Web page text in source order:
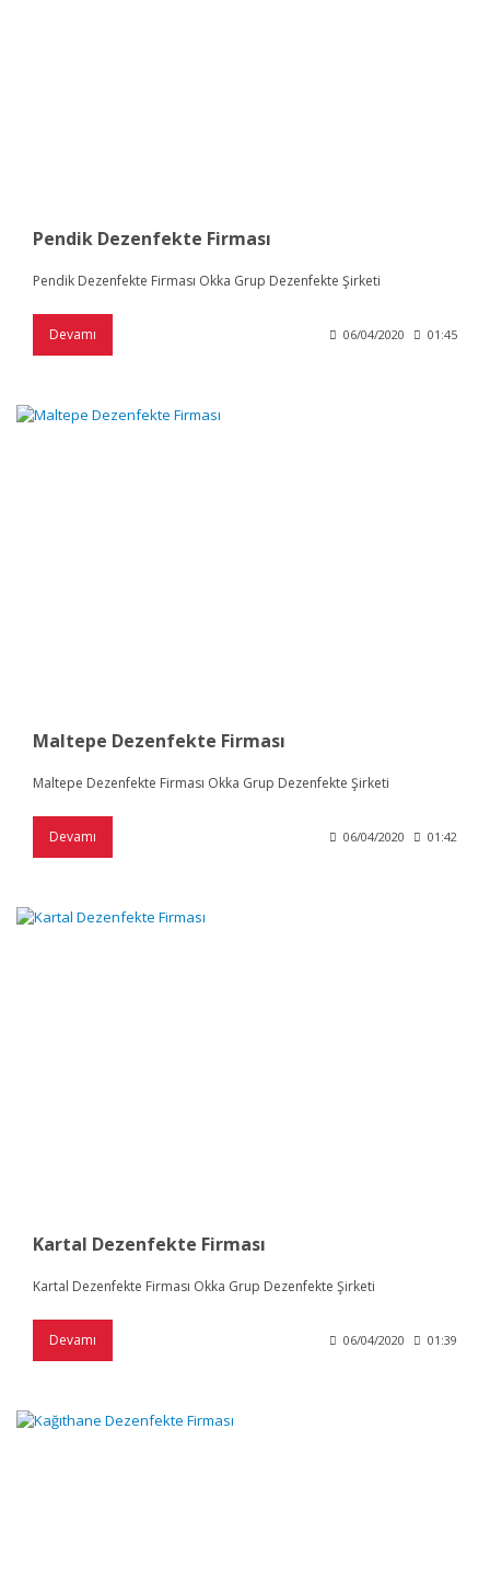
Pendik Dezenfekte Firması
Pendik Dezenfekte Firması Okka Grup Dezenfekte Şirketi
Devamı 06/04/2020 01:45
Maltepe Dezenfekte Firması
Maltepe Dezenfekte Firması Okka Grup Dezenfekte Şirketi
Devamı 06/04/2020 01:42
Kartal Dezenfekte Firması
Kartal Dezenfekte Firması Okka Grup Dezenfekte Şirketi
Devamı 06/04/2020 01:39